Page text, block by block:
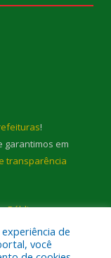
!
garantimos em
transparência
Pública
de
você